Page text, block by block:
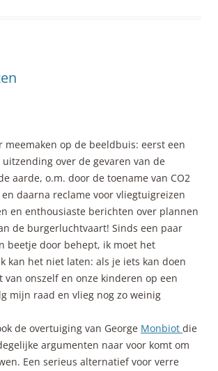
meemaken op de beeldbuis: eerst een
over de gevaren van de
aarde, o.m. door de toename van CO2
daarna reclame voor vliegtuigreizen
en enthousiaste berichten over plannen
de burgerluchtvaart! Sinds een paar
beetje door behept, ik moet het
kan het niet laten: als je iets kan doen
van onszelf en onze kinderen op een
mijn raad en vlieg nog zo weinig
de overtuiging van George Monbiot die
argumenten naar voor komt om
Een serieus alternatief voor verre